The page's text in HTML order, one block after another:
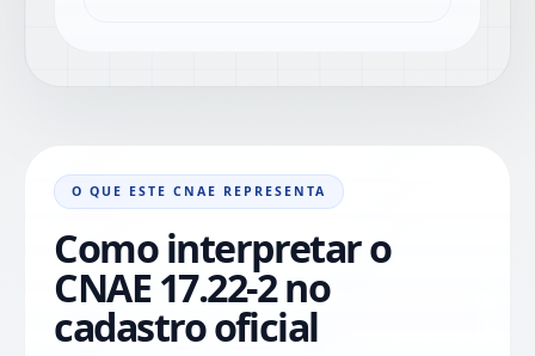
O QUE ESTE CNAE REPRESENTA
Como interpretar o
CNAE 17.22-2 no
cadastro oficial